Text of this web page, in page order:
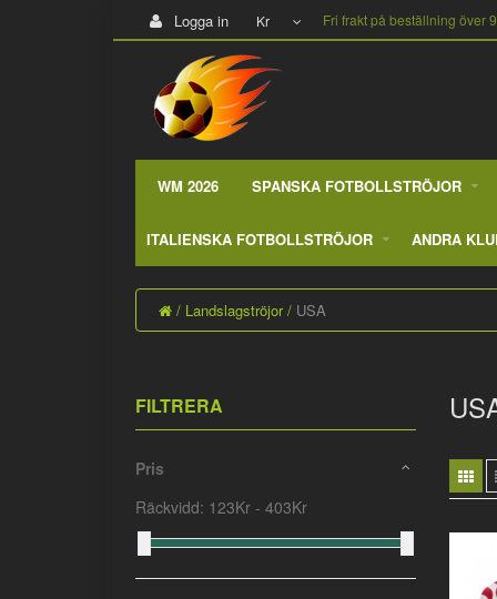
Logga in Kr Fri frakt på beställning över
WM 2026 SPANSKA FOTBOLLSTRÖJOR
ITALIENSKA FOTBOLLSTRÖJOR ANDRA
Landslagströjor USA
FILTRERA
Pris
Räckvidd: 123Kr - 403Kr